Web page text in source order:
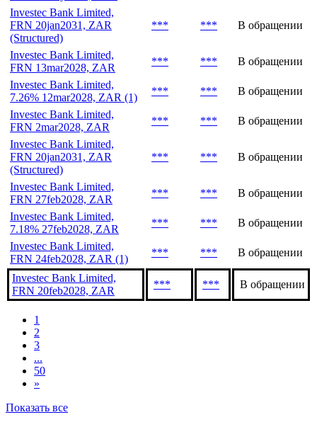
Investec Bank Limited,
FRN 20jan2031, ZAR
(Structured)
*** *** В обращении
Investec Bank Limited,
FRN 13mar2028, ZAR
*** ***
В обращении
Investec Bank Limited,
7.26% 12mar2028, ZAR (1)
*** ***
В обращении
Investec Bank Limited,
FRN 2mar2028, ZAR
*** ***
В обращении
Investec Bank Limited,
FRN 20jan2031, ZAR
(Structured)
*** *** В обращении
Investec Bank Limited,
FRN 27feb2028, ZAR
*** ***
В обращении
Investec Bank Limited,
7.18% 27feb2028, ZAR
*** ***
В обращении
Investec Bank Limited,
FRN 24feb2028, ZAR (1)
*** *** В обращении
Investec Bank Limited,
FRN 20feb2028, ZAR
*** *** В обращении
1
2
3
...
50
»
Показать все